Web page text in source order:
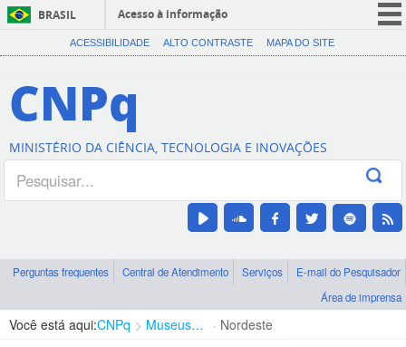
BRASIL
Acesso à informação
CORONAVÍRUS (COVID-19)
Canais
ACESSIBILIDADE ALTO CONTRASTE MAPA DO SITE
CNPq
MINISTÉRIO DA CIÊNCIA, TECNOLOGIA E INOVAÇÕES
Perguntas frequentes Central de Atendimento Serviços
E-mail do Pesquisador
Área de imprensa
Você está aqui:CNPq Museus e Centros de Ciência Nordeste